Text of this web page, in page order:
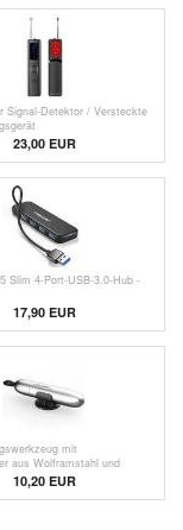
Signal-Detektor / Versteckte
23,00 EUR
Slim 4-Port-USB-3.0-Hub -
17,90 EUR
mit
aus Wolframstahl und
Schneider - Silber
10,20 EUR